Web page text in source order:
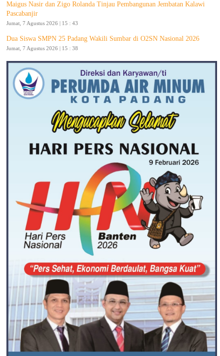
Maigus Nasir dan Zigo Rolanda Tinjau Pembangunan Jembatan Kalawi
Pascabanjir
Jumat, 7 Agustus 2026 | 15 : 43
Dua Siswa SMPN 25 Padang Wakili Sumbar di O2SN Nasional 2026
Jumat, 7 Agustus 2026 | 15 : 38